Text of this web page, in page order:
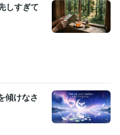
しすぎて
けなさ